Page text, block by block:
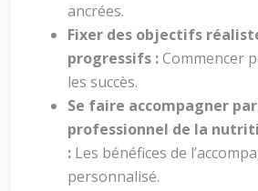
ancrées.
Fixer des objectifs
progressifs :Commencer
les succès.
Se faire accompagner
professionnel de la
: Les bénéfices de
personnalisé.